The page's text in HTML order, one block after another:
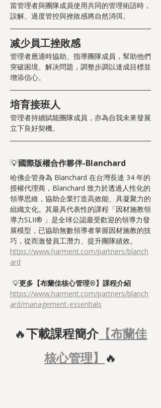
當管理者與團隊成員使用共同的管理術語時，
誤解、過度管控與挫敗感將自然消弭。
减少員工挫敗感
管理者應適時協助、指導團隊成員，幫助他們
突破困境、解决問題，調整步調以達成目標並
增添信心。
培育接班人
管理者持續賦能團隊成員，亦為自我未來發展
立下良好契機。
💡國際版權合作夥伴-Blanchard
哈佛企管身為 Blanchard 在台灣長達 34 年的
授權代理商，Blanchard 致力於透過人性化的
領導思維，協助企業打造高效能、具凝聚力的
組織文化。其最具代表性的課程「因材施教領
導力SLII® 」是全球公認最受歡迎的領導力發
展模型，已協助無數領導者掌握因材施教的技
巧，從而激發員工潛力、提升團隊績效。
https://www.harment.com/partners/blanch
ard
💡更多【布蘭佳核心管理®】課程介紹
https://www.harment.com/partners/blanch
ard/management-essentials
🔥下載課程簡介【布蘭佳
核心管理】 🔥